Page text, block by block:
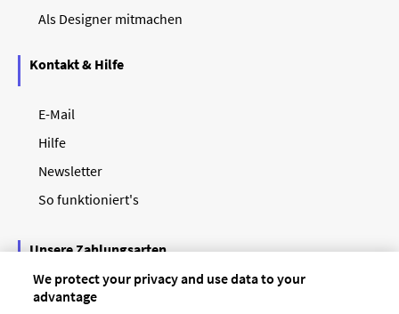
Als Designer mitmachen
Kontakt & Hilfe
E-Mail
Hilfe
Newsletter
So funktioniert's
Unsere Zahlungsarten
We protect your privacy and use data to your
advantage